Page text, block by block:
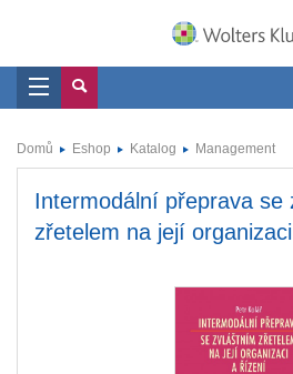
Domů Eshop Katalog Management
Intermodální přeprava se
zřetelem na její